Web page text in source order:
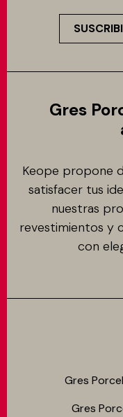
Gres
Keope propone
satisfacer tus
nuestras
revestimientos y
con
Gres
Gres